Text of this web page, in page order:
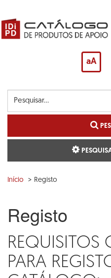
o
conteúdo
principal
aA
Início Registo
Registo
REQUISITOS
PARA